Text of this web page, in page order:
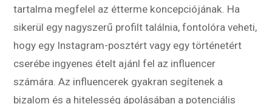
tartalma megfelel az étterme koncepciójának. Ha
sikerül egy nagyszerű profilt találnia, fontolóra veheti,
hogy egy Instagram-posztért vagy egy történetért
cserébe ingyenes ételt ajánl fel az influencer
számára. Az influencerek gyakran segítenek a
bizalom és a hitelesség ápolásában a potenciális